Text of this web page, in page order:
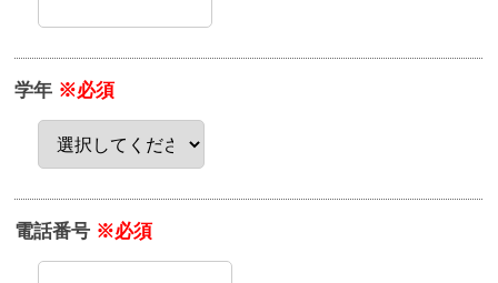
学年 ※必須
電話番号 ※必須